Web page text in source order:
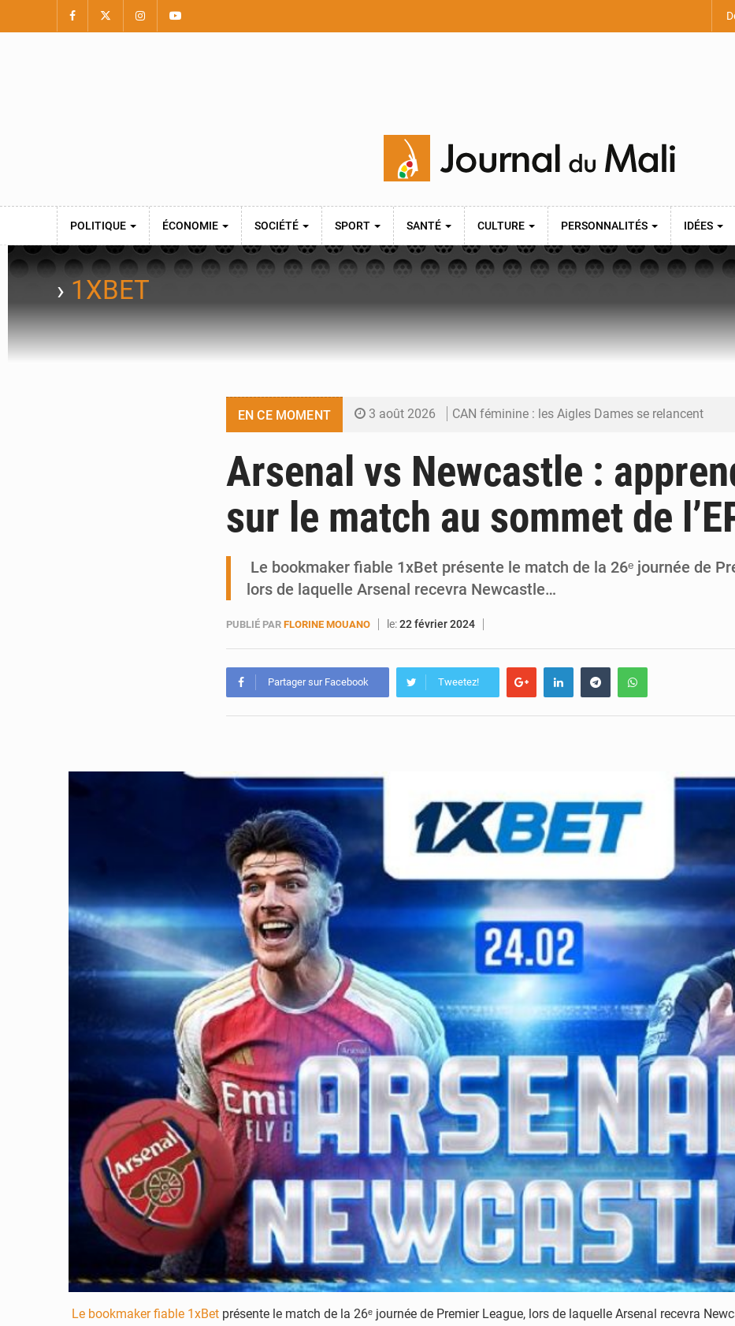
POLITIQUE ÉCONOMIE SOCIÉTÉ SPORT SANTÉ CULTURE PERSONNALITÉS IDÉES
› 1XBET
EN CE MOMENT 3 août 2026 CAN féminine : les Aigles Dames se relancent
3 août 2026 Hivernage : l’anticipation des crues à l’épreuve
3 août 2026 Mobilité étudiante : une présence africaine en hausse dans les
Arsenal vs Newcastle :
sur le match au sommet de
Le bookmaker fiable 1xBet présente le match de la 26ᵉ journée de
lors de laquelle Arsenal recevra Newcastle…
PUBLIÉ PAR FLORINE MOUANO le:22 février 2024
Partager sur Facebook Tweetez!
Le bookmaker fiable 1xBet présente le match de la 26ᵉ journée de Premier League, lors de laquelle Arsenal recevra